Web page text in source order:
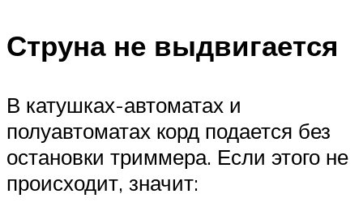
Струна не выдвигается
В катушках-автоматах и
полуавтоматах корд подается без
остановки триммера. Если этого не
происходит, значит: